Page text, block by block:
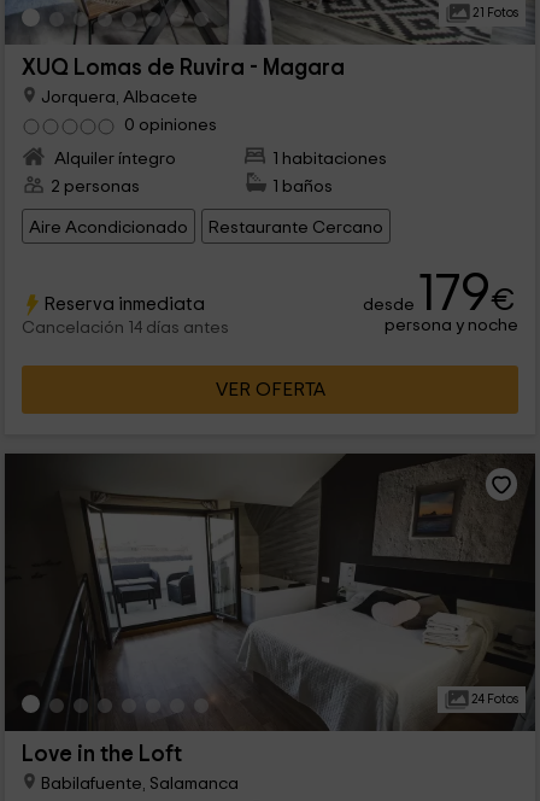
21 Fotos
XUQ Lomas de Ruvira - Magara
Jorquera, Albacete
0 opiniones
Alquiler íntegro
1 habitaciones
2 personas
1 baños
Aire Acondicionado Restaurante Cercano
Reserva inmediata
Cancelación 14 días antes
desde 179€
persona y noche
VER OFERTA
24 Fotos
Love in the Loft
Babilafuente, Salamanca